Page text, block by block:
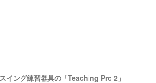
スイング練習器具の「Teaching Pro 2」